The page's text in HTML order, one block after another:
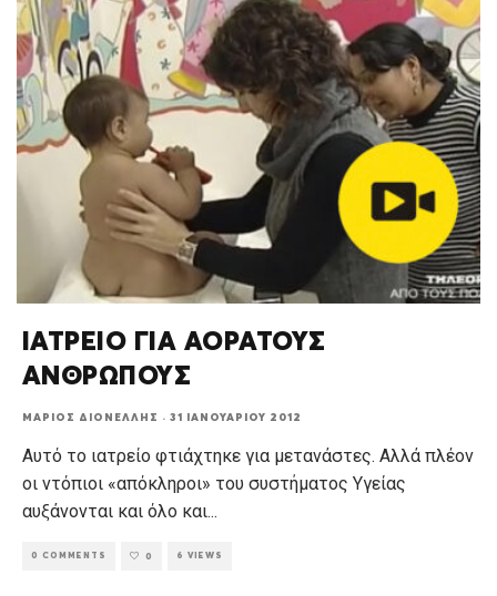
ΙΑΤΡΕΙΟ ΓΙΑ ΑΟΡΑΤΟΥΣ
ΑΝΘΡΩΠΟΥΣ
ΜΆΡΙΟΣ ΔΙΟΝΈΛΛΗΣ · 31 ΙΑΝΟΥΑΡΊΟΥ 2012
Αυτό το ιατρείο φτιάχτηκε για μετανάστες. Αλλά πλέον
οι ντόπιοι «απόκληροι» του συστήματος Υγείας
αυξάνονται και όλο και...
0 COMMENTS 0 6 VIEWS